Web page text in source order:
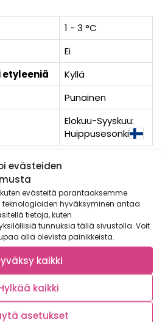
evästeiden
evästeitä parantaaksemme
teknologioiden hyväksyminen antaa
tietoja, kuten
tunnuksia tällä sivustolla. Voit
alla olevista painikkeista.
kaikki
kaikki
asetukset
1 - 3 °C
Ei
Kyllä
Punainen
Elokuu-Syyskuu:
Huippusesonki
kiinnitetään huomiota
Lyhenne FODMAP tulee sanoista
disakkaridit, monosakkaridit
hiilihydraatteja, joita
hedelmistä ja
eivat imeydy ohutsuolessa
jossa ne fermentoituvat ja
suolisto-oireita.
pienissä määrin.